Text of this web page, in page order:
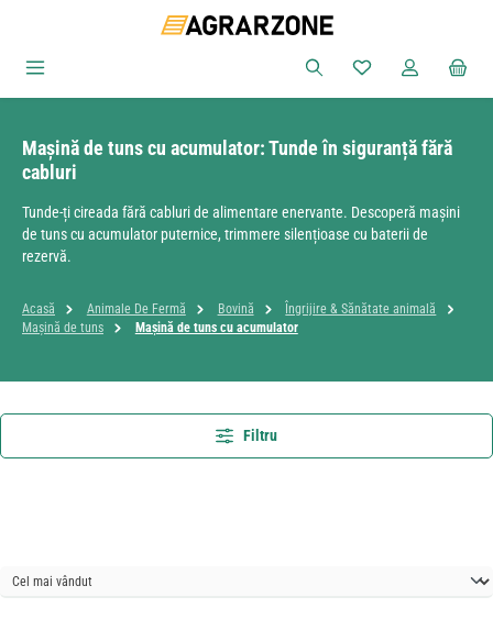
Sari la conținutul principal
Aveți 0 articole
Mașină de tuns cu acumulator: Tunde în siguranță fără
cabluri
Tunde-ți cireada fără cabluri de alimentare enervante. Descoperă mașini
de tuns cu acumulator puternice, trimmere silențioase cu baterii de
rezervă.
Acasă Animale De Fermă Bovină
Îngrijire & Sănătate animală
Mașină de tuns
Mașină de tuns cu acumulator
Filtru